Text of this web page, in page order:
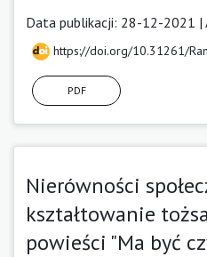
Data publikacji: 28-12-2021 |
https://doi.org/10.31261/
PDF
Nierówności
kształtowanie
powieści "Ma być